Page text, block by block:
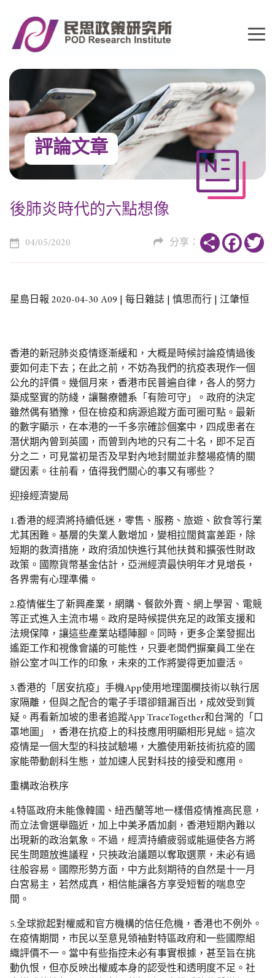
評論文章
後肺炎時代的六點想像
04/05/2020 分享： Share
星島日報 2020-04-30 A09 | 每日雜誌 | 慎思而行 | 江肇恒
香港的新冠肺炎疫情逐漸緩和，大概是時候討論疫情過後
要如何走下去；在此之前，不妨為我們的抗疫表現作一個
公允的評價。幾個月來，香港市民普遍自律，各人的努力
築成堅實的防綫，讓醫療體系「有險可守」。政府的決定
雖然偶有猶豫，但在檢疫和病源追蹤方面可圈可點。最新
的數字顯示，在本港的一千多宗確診個案中，四成患者在
潛伏期內曾到英國，而曾到內地的只有二十名，即不足百
分之二，可見當初是否及早對內地封關並非整場疫情的關
鍵因素。往前看，值得我們關心的事又有哪些？
迎接經濟變局
1.香港的經濟將持續低迷，零售、服務、旅遊、飲食等行業
尤其困難。基層的失業人數增加，變相拉闊貧富差距，除
短期的救濟措施，政府須加快進行其他扶貧和擴張性財政
政策。國際貨幣基金估計，亞洲經濟最快明年才見增長，
各界需有心理準備。
2.疫情催生了新興產業，網購、餐飲外賣、網上學習、電競
等正式進入主流市場。政府是時候提供充足的政策支援和
法規保障，讓這些產業站穩陣腳。同時，更多企業發掘出
遙距工作和視像會議的可能性，只要老闆們摒棄員工坐在
辦公室才叫工作的印象，未來的工作將變得更加靈活。
3.香港的「居安抗疫」手機App使用地理圍欄技術以執行居
家隔離，但與之配合的電子手環卻錯漏百出，成效受到質
疑。再看新加坡的患者追蹤App TraceTogether和台灣的「口
罩地圖」，香港在抗疫上的科技應用明顯相形見絀。這次
疫情是一個大型的科技試驗場，大膽使用新技術抗疫的國
家能帶動創科生態，並加速人民對科技的接受和應用。
重構政治秩序
4.特區政府未能像韓國、紐西蘭等地一樣借疫情推高民意，
而立法會選舉臨近，加上中美矛盾加劇，香港短期內難以
出現新的政治氣象。不過，經濟持續疲弱或能逼使各方將
民生問題放進議程，只挾政治議題以奪取選票，未必有過
往般容易。國際形勢方面，中方此刻期待的自然是十一月
白宮易主，若然成真，相信能讓各方享受短暫的喘息空
間。
5.全球掀起對權威和官方機構的信任危機，香港也不例外。
在疫情期間，市民以至意見領袖對特區政府和一些國際組
織評價不一。當中有些指控未必有事實根據，甚至旨在挑
動仇恨，但亦反映出權威本身的認受性和透明度不足。社